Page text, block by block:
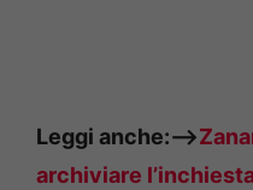
Leggi anche:—>
archiviare